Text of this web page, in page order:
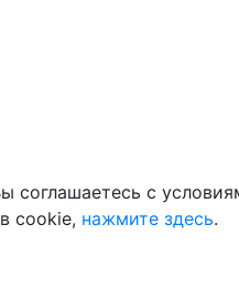
с
cookie, нажмите здесь.